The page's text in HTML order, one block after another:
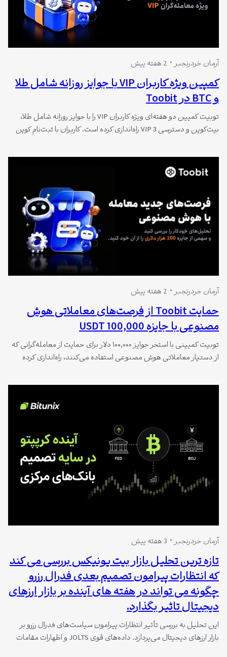
آرمان خردرنجبر 2 هفته پیش
کمپین ویژه کاربران VIP با جوایز روزانه شامل طلا
و BTC در Toobit
توبیت کمپین دو هفته‌ای ویژه کاربران VIP را با جوایز روزانه شامل طلا،
بیت‌کوین و دسترسی VIP 3 راه‌اندازی کرده است. کاربران با ثبت‌نام کوپن
شرکت در قرعه‌کشی‌های تضمینی تا ۶ تا ۸ بار در روز را کسب می‌کنند.
آرمان خردرنجبر 2 هفته پیش
حمایت Toobit از فرصت‌های معاملاتی هوش
مصنوعی با جایزه 100,000 USDT
توبیت کمپینی با استخر جوایز ۱۰۰,۰۰۰ دلار برای حمایت از معامله‌گرانی که
از دستیار معاملاتی هوش مصنوعی استفاده می‌کنند، راه‌اندازی کرده
جبران ۱۰۰٪ ضرر تا ۱۰۰ دلار بهره‌مند می‌شوند و با اشتراک‌گذاری
آرمان خردرنجبر 3 هفته پیش
تازه ترین تحلیل بازار بیت یونیکس بررسی می کند
که انتظارات پیرامون تصمیم بعدی فدرال رزرو
چگونه می تواند در هفته های آینده بر بازار ارزهای
دیجیتال تاثیر بگذارد.
این تحلیل به بررسی تأثیر انتظارات پیرامون سیاست‌های فدرال رزرو بر
بازار ارزهای دیجیتال می‌پردازد. داده‌های قوی JOLTS و اظهارات مقامات